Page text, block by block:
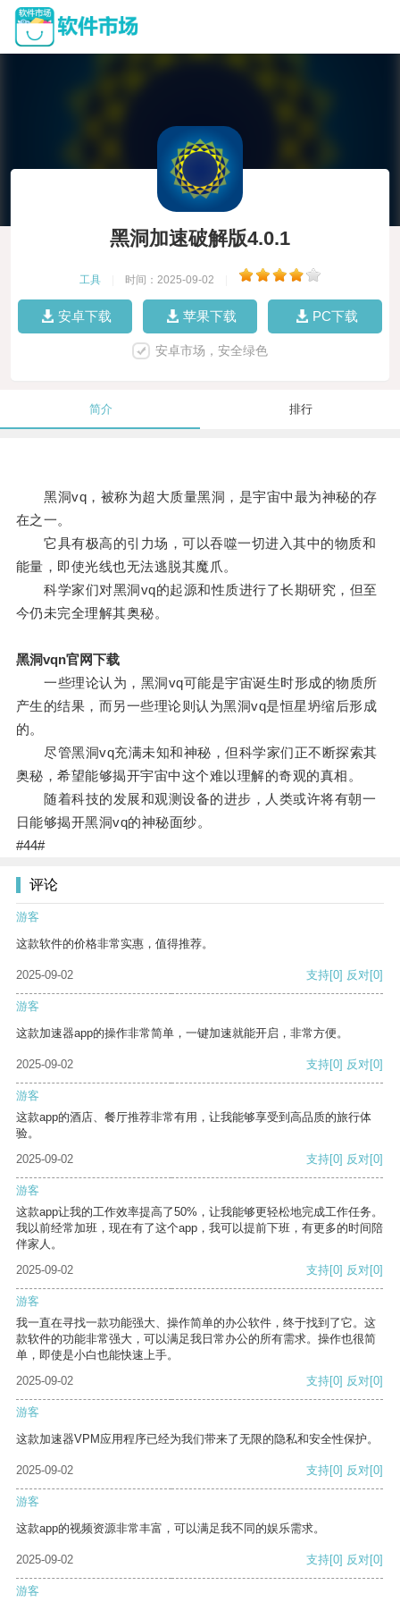
黑洞加速破解版4.0.1
工具 时间：2025-09-02
安卓下载 苹果下载 PC下载
安卓市场，安全绿色
简介 排行
黑洞vq，被称为超大质量黑洞，是宇宙中最为神秘的存
在之一。
它具有极高的引力场，可以吞噬一切进入其中的物质和
能量，即使光线也无法逃脱其魔爪。
科学家们对黑洞vq的起源和性质进行了长期研究，但至
今仍未完全理解其奥秘。
黑洞vqn官网下载
一些理论认为，黑洞vq可能是宇宙诞生时形成的物质所
产生的结果，而另一些理论则认为黑洞vq是恒星坍缩后形成
的。
尽管黑洞vq充满未知和神秘，但科学家们正不断探索其
奥秘，希望能够揭开宇宙中这个难以理解的奇观的真相。
随着科技的发展和观测设备的进步，人类或许将有朝一
日能够揭开黑洞vq的神秘面纱。
#44#
评论
游客
这款软件的价格非常实惠，值得推荐。
2025-09-02 支持[0] 反对[0]
游客
这款加速器app的操作非常简单，一键加速就能开启，非常方便。
2025-09-02 支持[0] 反对[0]
游客
这款app的酒店、餐厅推荐非常有用，让我能够享受到高品质的旅行体
验。
2025-09-02
支持[0] 反对[0]
游客
这款app让我的工作效率提高了50%，让我能够更轻松地完成工作任务。
我以前经常加班，现在有了这个app，我可以提前下班，有更多的时间陪
伴家人。
2025-09-02
支持[0] 反对[0]
游客
我一直在寻找一款功能强大、操作简单的办公软件，终于找到了它。这
款软件的功能非常强大，可以满足我日常办公的所有需求。操作也很简
单，即使是小白也能快速上手。
2025-09-02
支持[0] 反对[0]
游客
这款加速器VPM应用程序已经为我们带来了无限的隐私和安全性保护。
2025-09-02 支持[0] 反对[0]
游客
这款app的视频资源非常丰富，可以满足我不同的娱乐需求。
2025-09-02 支持[0] 反对[0]
游客